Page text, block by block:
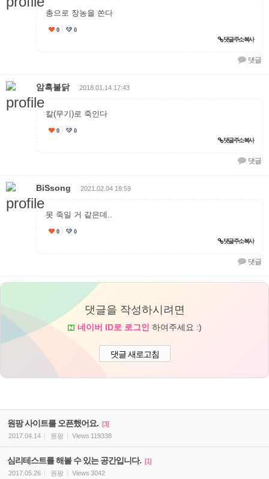
총으로 장농을 쏜다
0 0
댓글 주소 복사
댓글
암흑불닭 2018.01.14 17:43
칼(무기)로 죽인다
0 0
댓글 주소 복사
댓글
BiSsong 2021.02.04 18:59
못 죽일 거 같은데..
0 0
댓글 주소 복사
댓글
댓글을 작성하시려면
네이버 ID로 로그인 하여주세요 :)
댓글 새로고침
원팡 사이트를 오픈했어요. [3]
2017.04.14
원팡 Views 119338
심리테스트를 해볼 수 있는 공간입니다. [1]
2017.05.26
원팡 Views 3042